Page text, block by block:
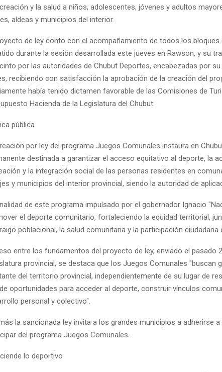
y la salud a niños, adolescentes, jóvenes y adultos
aldeas y municipios del interior.
de ley contó con el acompañamiento de todos los bloques
durante la sesión desarrollada este jueves en Rawson, y su
por las autoridades de Chubut Deportes, encabezadas por
recibiendo con satisfacción la aprobación de la creación del
había tenido dictamen favorable de las Comisiones de
Hacienda de la Legislatura del Chubut.
pública
por ley del programa Juegos Comunales instaura en
destinada a garantizar el acceso equitativo al deporte, la
y la integración social de las personas residentes en
y municipios del interior provincial, siendo la autoridad de
de este programa impulsado por el gobernador Ignacio
el deporte comunitario, fortaleciendo la equidad territorial,
poblacional, la salud comunitaria y la participación
entre los fundamentos del proyecto de ley, enviado el pasado
provincial, se destaca que los Juegos Comunales "buscan
del territorio provincial, independientemente de su lugar de
oportunidades para acceder al deporte, construir vínculos
personal y colectivo".
la sancionada ley invita a los grandes municipios a adherirse
del programa Juegos Comunales.
lo deportivo